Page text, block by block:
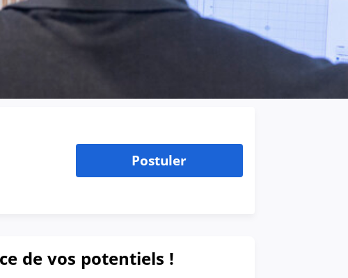
Postuler
de vos potentiels !